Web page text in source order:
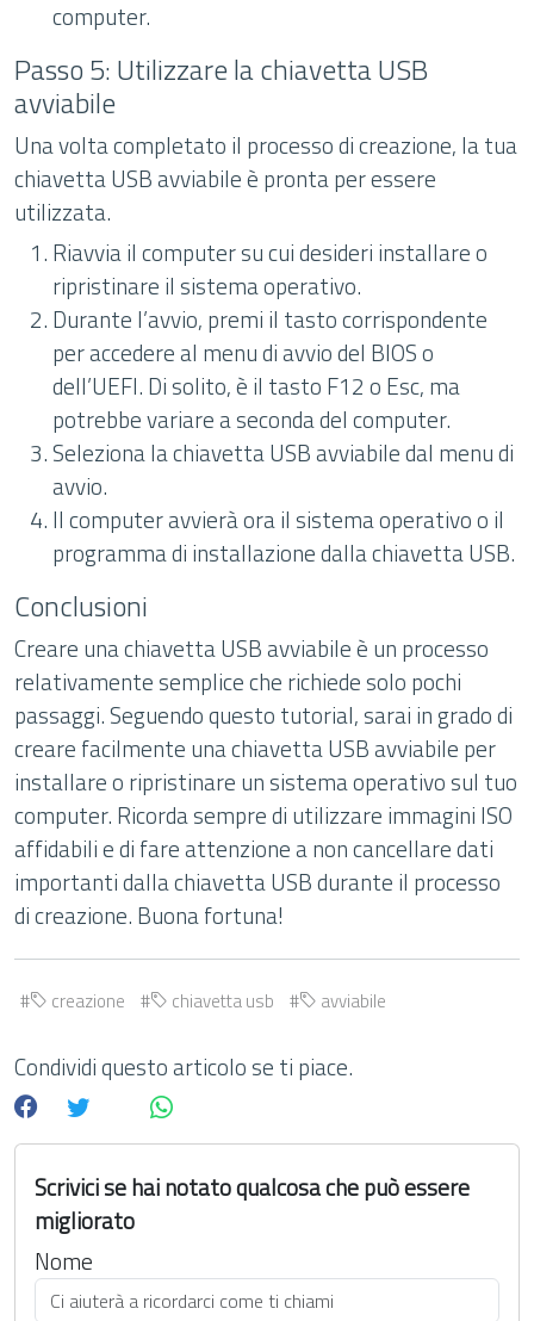
computer.
Passo 5: Utilizzare la chiavetta USB
avviabile
Una volta completato il processo di creazione, la tua
chiavetta USB avviabile è pronta per essere
utilizzata.
Riavvia il computer su cui desideri installare o
ripristinare il sistema operativo.
Durante l’avvio, premi il tasto corrispondente
per accedere al menu di avvio del BIOS o
dell’UEFI. Di solito, è il tasto F12 o Esc, ma
potrebbe variare a seconda del computer.
Seleziona la chiavetta USB avviabile dal menu di
avvio.
Il computer avvierà ora il sistema operativo o il
programma di installazione dalla chiavetta USB.
Conclusioni
Creare una chiavetta USB avviabile è un processo
relativamente semplice che richiede solo pochi
passaggi. Seguendo questo tutorial, sarai in grado di
creare facilmente una chiavetta USB avviabile per
installare o ripristinare un sistema operativo sul tuo
computer. Ricorda sempre di utilizzare immagini ISO
affidabili e di fare attenzione a non cancellare dati
importanti dalla chiavetta USB durante il processo
di creazione. Buona fortuna!
creazione chiavetta usb avviabile
Condividi questo articolo se ti piace.
Scrivici se hai notato qualcosa che può essere
migliorato
Nome